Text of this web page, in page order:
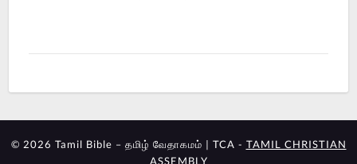
© 2026 Tamil Bible – தமிழ் வேதாகமம் | TCA - TAMIL CHRISTIAN
ASSEMBLY